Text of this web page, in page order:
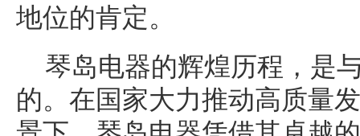
地位的肯定。
琴岛电器的辉煌历程，是
的。在国家大力推动高质量